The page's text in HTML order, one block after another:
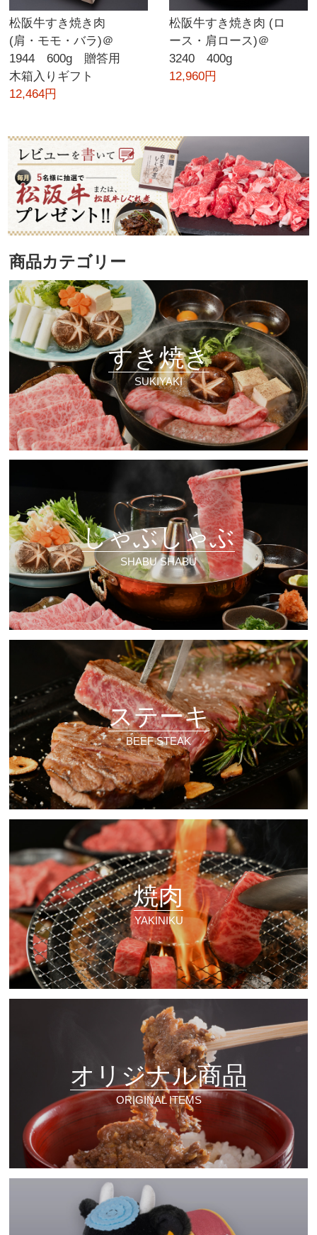
松阪牛すき焼き肉
(肩・モモ・バラ)＠
1944 600g 贈答用
木箱入りギフト
12,464円
松阪牛すき焼き肉 (ロ
ース・肩ロース)＠
3240 400g
12,960円
商品カテゴリー
すき焼き
SUKIYAKI
しゃぶしゃぶ
SHABU SHABU
ステーキ
BEEF STEAK
焼肉
YAKINIKU
オリジナル商品
ORIGINAL ITEMS